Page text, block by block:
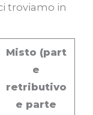
troviamo in
Misto (part
e
retributivo
e parte